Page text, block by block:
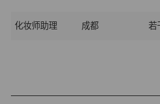
化妆师助理 成都 若